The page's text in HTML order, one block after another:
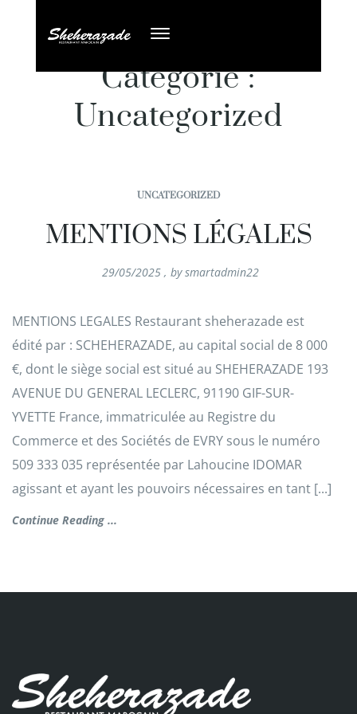
Catégorie :
Uncategorized
UNCATEGORIZED
MENTIONS LÉGALES
29/05/2025 , by smartadmin22
MENTIONS LEGALES Restaurant sheherazade est
édité par : SCHEHERAZADE, au capital social de 8 000
€, dont le siège social est situé au SHEHERAZADE 193
AVENUE DU GENERAL LECLERC, 91190 GIF-SUR-
YVETTE France, immatriculée au Registre du
Commerce et des Sociétés de EVRY sous le numéro
509 333 035 représentée par Lahoucine IDOMAR
agissant et ayant les pouvoirs nécessaires en tant [...]
Continue Reading ...